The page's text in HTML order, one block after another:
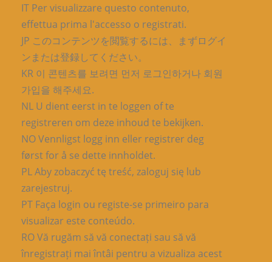
IT Per visualizzare questo contenuto,
effettua prima l'accesso o registrati.
JP このコンテンツを閲覧するには、まずログイ
ンまたは登録してください。
KR 이 콘텐츠를 보려면 먼저 로그인하거나 회원
가입을 해주세요.
NL U dient eerst in te loggen of te
registreren om deze inhoud te bekijken.
NO Vennligst logg inn eller registrer deg
først for å se dette innholdet.
PL Aby zobaczyć tę treść, zaloguj się lub
zarejestruj.
PT Faça login ou registe-se primeiro para
visualizar este conteúdo.
RO Vă rugăm să vă conectați sau să vă
înregistrați mai întâi pentru a vizualiza acest